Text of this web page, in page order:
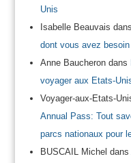
Unis
Isabelle Beauvais dans
dont vous avez
Anne Baucherondans
voyager aux Etats-
Voyager-aux-Etats-
Annual Pass: Tout
parcs nationaux pour
BUSCAIL Michel dans